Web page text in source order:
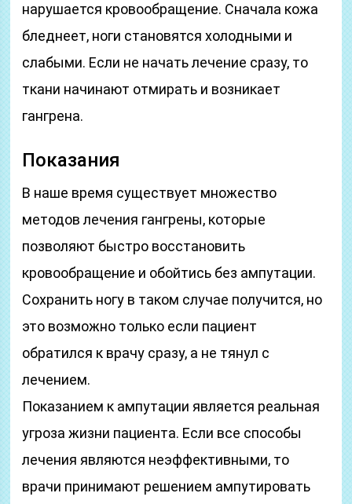
нарушается кровообращение. Сначала кожа
бледнеет, ноги становятся холодными и
слабыми. Если не начать лечение сразу, то
ткани начинают отмирать и возникает
гангрена.
Показания
В наше время существует множество
методов лечения гангрены, которые
позволяют быстро восстановить
кровообращение и обойтись без ампутации.
Сохранить ногу в таком случае получится, но
это возможно только если пациент
обратился к врачу сразу, а не тянул с
лечением.
Показанием к ампутации является реальная
угроза жизни пациента. Если все способы
лечения являются неэффективными, то
врачи принимают решением ампутировать